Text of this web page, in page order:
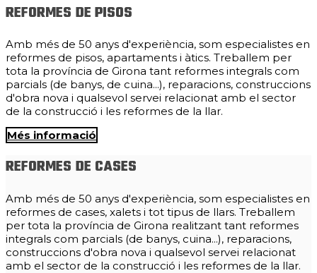
REFORMES DE PISOS
Amb més de 50 anys d'experiència, som especialistes en
reformes de pisos, apartaments i àtics. Treballem per
tota la província de Girona tant reformes integrals com
parcials (de banys, de cuina...), reparacions, construccions
d'obra nova i qualsevol servei relacionat amb el sector
de la construcció i les reformes de la llar.
Més informació
REFORMES DE CASES
Amb més de 50 anys d'experiència, som especialistes en
reformes de cases, xalets i tot tipus de llars. Treballem
per tota la província de Girona realitzant tant reformes
integrals com parcials (de banys, cuina...), reparacions,
construccions d'obra nova i qualsevol servei relacionat
amb el sector de la construcció i les reformes de la llar.